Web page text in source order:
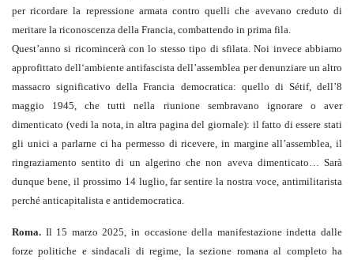
per ricordare la repressione armata contro quelli che avevano creduto di
meritare la riconoscenza della Francia, combattendo in prima fila.
Quest’anno si ricomincerà con lo stesso tipo di sfilata. Noi invece abbiamo
approfittato dell‘ambiente antifascista dell’assemblea per denunziare un altro
massacro significativo della Francia democratica: quello di Sétif, dell’8
maggio 1945, che tutti nella riunione sembravano ignorare o aver
dimenticato (vedi la nota, in altra pagina del giornale): il fatto di essere stati
gli unici a parlarne ci ha permesso di ricevere, in margine all’assemblea, il
ringraziamento sentito di un algerino che non aveva dimenticato… Sarà
dunque bene, il prossimo 14 luglio, far sentire la nostra voce, antimilitarista
perché anticapitalista e antidemocratica.
Roma. Il 15 marzo 2025, in occasione della manifestazione indetta dalle
forze politiche e sindacali di regime, la sezione romana al completo ha